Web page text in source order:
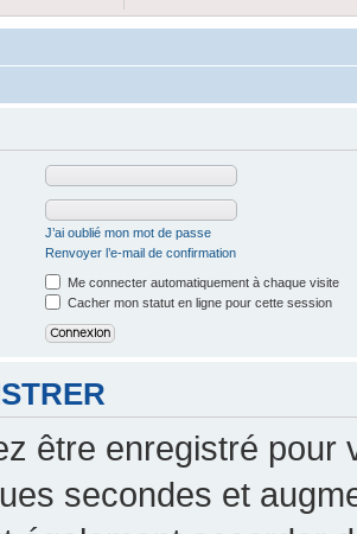
J’ai oublié mon mot de passe
Renvoyer l’e-mail de confirmation
Me connecter automatiquement à chaque visite
Cacher mon statut en ligne pour cette session
être enregistré pour
secondes et